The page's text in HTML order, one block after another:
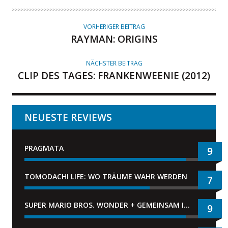
VORHERIGER BEITRAG
RAYMAN: ORIGINS
NÄCHSTER BEITRAG
CLIP DES TAGES: FRANKENWEENIE (2012)
NEUESTE REVIEWS
PRAGMATA 9
TOMODACHI LIFE: WO TRÄUME WAHR WERDEN 7
SUPER MARIO BROS. WONDER + GEMEINSAM IM BELLABEL-PARK 9